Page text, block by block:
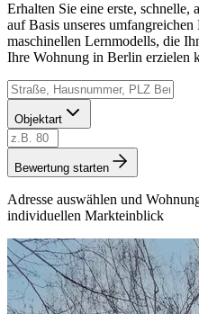
Erhalten Sie eine erste,
auf Basis unseres umfangreichen
maschinellen Lernmodells, die
Ihre Wohnung in Berlin erzielen
Objektart
Bewertung starten
Adresse auswählen und
individuellen Markteinblick